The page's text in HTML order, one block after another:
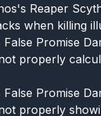
Reaper
when killing
False Promise
properly
False Promise
properly